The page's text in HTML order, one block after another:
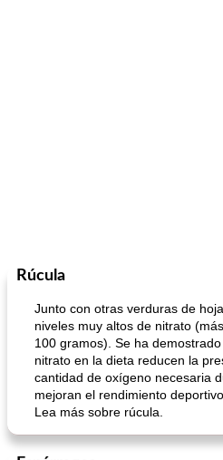
Rúcula
Junto con otras verduras de
niveles muy altos de nitrato
100 gramos). Se ha
nitrato en la dieta reducen la
cantidad de oxígeno necesaria
mejoran el rendimiento deportivo.
Lea más sobre rúcula.